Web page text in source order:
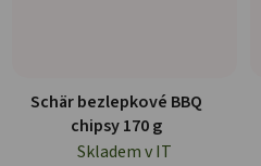
Schär bezlepkové BBQ
chipsy 170 g
Skladem v IT